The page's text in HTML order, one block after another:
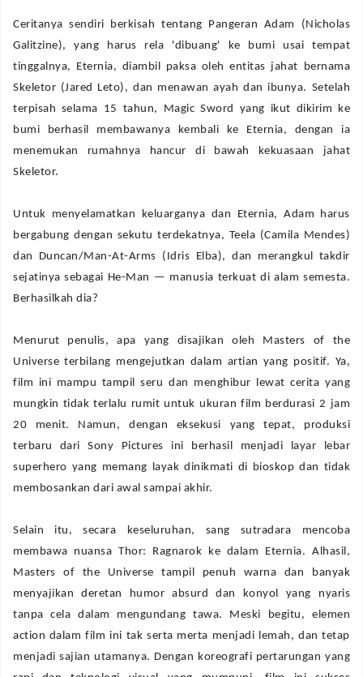
‎Ceritanya sendiri berkisah tentang Pangeran Adam (Nicholas
Galitzine), yang harus rela 'dibuang' ke bumi usai tempat
tinggalnya, Eternia, diambil paksa oleh entitas jahat bernama
Skeletor (Jared Leto), dan menawan ayah dan ibunya. Setelah
terpisah selama 15 tahun, Magic Sword yang ikut dikirim ke
bumi berhasil membawanya kembali ke Eternia, dengan ia
menemukan rumahnya hancur di bawah kekuasaan jahat
Skeletor.
‎Untuk menyelamatkan keluarganya dan Eternia, Adam harus
bergabung dengan sekutu terdekatnya, Teela (Camila Mendes)
dan Duncan/Man-At-Arms (Idris Elba), dan merangkul takdir
sejatinya sebagai He-Man — manusia terkuat di alam semesta.
Berhasilkah dia?
‎Menurut penulis, apa yang disajikan oleh Masters of the
Universe terbilang mengejutkan dalam artian yang positif. Ya,
film ini mampu tampil seru dan menghibur lewat cerita yang
mungkin tidak terlalu rumit untuk ukuran film berdurasi 2 jam
20 menit. Namun, dengan eksekusi yang tepat, produksi
terbaru dari Sony Pictures ini berhasil menjadi layar lebar
superhero yang memang layak dinikmati di bioskop dan tidak
membosankan dari awal sampai akhir.
‎Selain itu, secara keseluruhan, sang sutradara mencoba
membawa nuansaThor: Ragnarok ke dalam Eternia. Alhasil,
Masters of the Universe tampil penuh warna dan banyak
menyajikan deretan humor absurd dan konyol yang nyaris
tanpa cela dalam mengundang tawa. Meski begitu, elemen
action dalam film ini tak serta merta menjadi lemah, dan tetap
menjadi sajian utamanya. Dengan koreografi pertarungan yang